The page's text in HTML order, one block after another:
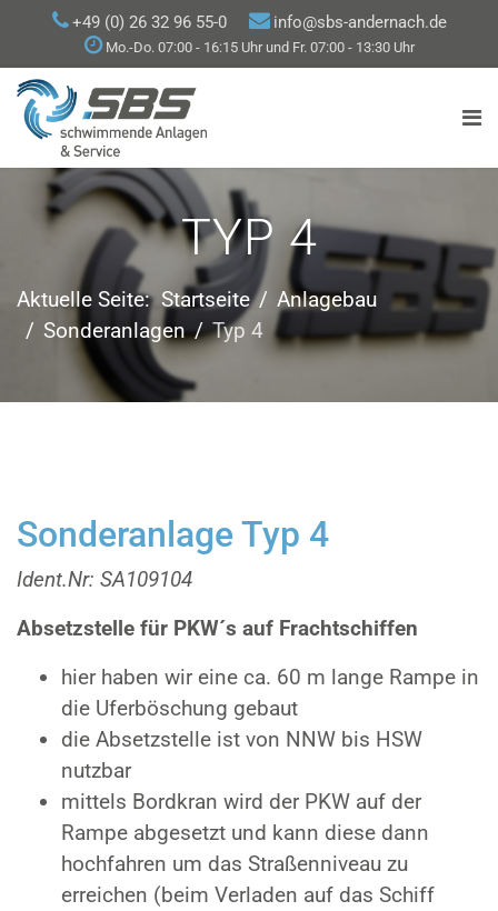
+49 (0) 26 32 96 55-0 info@sbs-andernach.de
Mo.-Do. 07:00 - 16:15 Uhr und Fr. 07:00 - 13:30 Uhr
TYP 4
Aktuelle Seite: Startseite
Anlagebau
Sonderanlagen
Typ 4
Sonderanlage Typ 4
Ident.Nr: SA109104
Absetzstelle für PKW´s auf Frachtschiffen
hier haben wir eine ca. 60 m lange Rampe in
die Uferböschung gebaut
die Absetzstelle ist von NNW bis HSW
nutzbar
mittels Bordkran wird der PKW auf der
Rampe abgesetzt und kann diese dann
hochfahren um das Straßenniveau zu
erreichen (beim Verladen auf das Schiff